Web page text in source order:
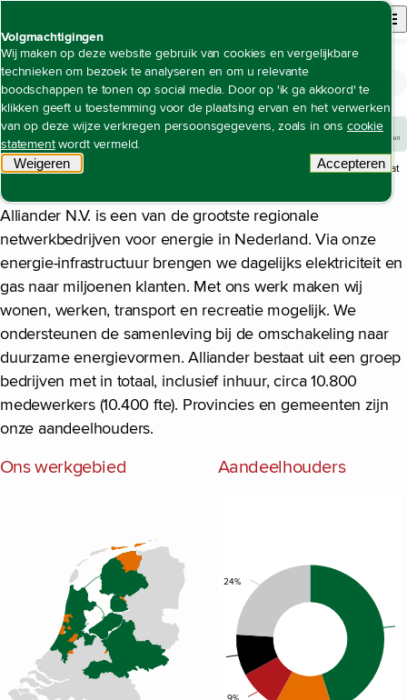
Volgmachtigingen
Wij maken op deze website gebruik van cookies en vergelijkbare
technieken om bezoek te analyseren en om u relevante
boodschappen te tonen op social media. Door op 'ik ga akkoord' te
klikken geeft u toestemming voor de plaatsing ervan en het verwerken
van op deze wijze verkregen persoonsgegevens, zoals in ons cookie
statementwordt vermeld.
Weigeren
Accepteren
Open site
Open content navigation
Jaarverslag 2025 Over Alliander Het profiel van Alliander
Het profiel van Alliander
1
De betekenis van deze afbeelding in de structuur van het verslag staat
Alliander N.V. is een van de grootste regionale
netwerkbedrijven voor energie in Nederland. Via onze
energie-infrastructuur brengen we dagelijks elektriciteit en
gas naar miljoenen klanten. Met ons werk maken wij
wonen, werken, transport en recreatie mogelijk. We
ondersteunen de samenleving bij de omschakeling naar
duurzame energievormen. Alliander bestaat uit een groep
bedrijven met in totaal, inclusief inhuur, circa 10.800
medewerkers (10.400 fte). Provincies en gemeenten zijn
onze aandeelhouders.
Ons werkgebied Aandeelhouders
Pie chart with 5 slices.
24%